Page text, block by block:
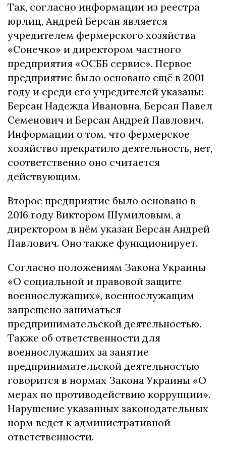
Так, согласно информации из реестра
юрлиц, Андрей Берсан является
учредителем фермерского хозяйства
«Сонечко» и директором частного
предприятия «ОСББ сервис». Первое
предприятие было основано ещё в 2001
году и среди его учредителей указаны:
Берсан Надежда Ивановна, Берсан Павел
Семенович и Берсан Андрей Павлович.
Информации о том, что фермерское
хозяйство прекратило деятельность, нет,
соответственно оно считается
действующим.
Второе предприятие было основано в
2016 году Виктором Шумиловым, а
директором в нём указан Берсан Андрей
Павлович. Оно также функционирует.
Согласно положениям Закона Украины
«О социальной и правовой защите
военнослужащих», военнослужащим
запрещено заниматься
предпринимательской деятельностью.
Также об ответственности для
военнослужащих за занятие
предпринимательской деятельностью
говорится в нормах Закона Украины «О
мерах по противодействию коррупции».
Нарушение указанных законодательных
норм ведет к административной
ответственности.